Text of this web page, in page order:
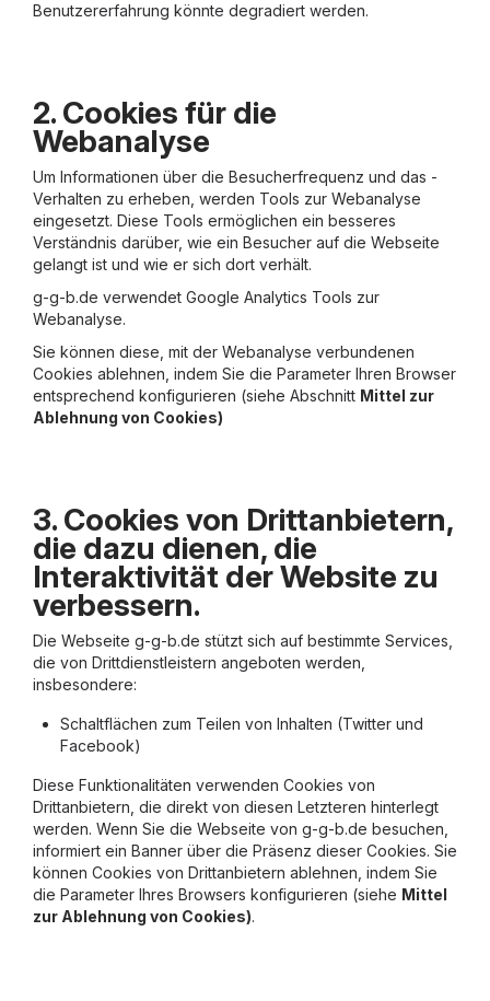
Benutzererfahrung könnte degradiert werden.
2. Cookies für die
Webanalyse
Um Informationen über die Besucherfrequenz und das -
Verhalten zu erheben, werden Tools zur Webanalyse
eingesetzt. Diese Tools ermöglichen ein besseres
Verständnis darüber, wie ein Besucher auf die Webseite
gelangt ist und wie er sich dort verhält.
g-g-b.de verwendet Google Analytics Tools zur
Webanalyse.
Sie können diese, mit der Webanalyse verbundenen
Cookies ablehnen, indem Sie die Parameter Ihren Browser
entsprechend konfigurieren (siehe Abschnitt Mittel zur
Ablehnung von Cookies)
3. Cookies von Drittanbietern,
die dazu dienen, die
Interaktivität der Website zu
verbessern.
Die Webseite g-g-b.de stützt sich auf bestimmte Services,
die von Drittdienstleistern angeboten werden,
insbesondere:
Schaltflächen zum Teilen von Inhalten (Twitter und
Facebook)
Diese Funktionalitäten verwenden Cookies von
Drittanbietern, die direkt von diesen Letzteren hinterlegt
werden. Wenn Sie die Webseite von g-g-b.de besuchen,
informiert ein Banner über die Präsenz dieser Cookies. Sie
können Cookies von Drittanbietern ablehnen, indem Sie
die Parameter Ihres Browsers konfigurieren (siehe Mittel
zur Ablehnung von Cookies).